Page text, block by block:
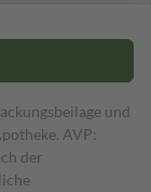
und
AVP:
der